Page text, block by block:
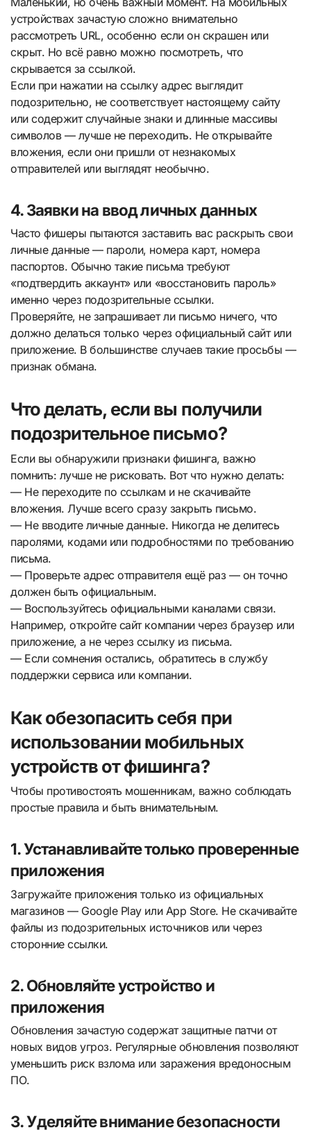
устройствах зачастую сложно внимательно
рассмотреть URL, особенно если он скрашен или
скрыт. Но всё равно можно посмотреть, что
скрывается за ссылкой.
Если при нажатии на ссылку адрес выглядит
подозрительно, не соответствует настоящему сайту
или содержит случайные знаки и длинные массивы
символов — лучше не переходить. Не открывайте
вложения, если они пришли от незнакомых
отправителей или выглядят необычно.
4. Заявки на ввод личных данных
Часто фишеры пытаются заставить вас раскрыть свои
личные данные — пароли, номера карт, номера
паспортов. Обычно такие письма требуют
«подтвердить аккаунт» или «восстановить пароль»
именно через подозрительные ссылки.
Проверяйте, не запрашивает ли письмо ничего, что
должно делаться только через официальный сайт или
приложение. В большинстве случаев такие просьбы —
признак обмана.
Что делать, если вы получили
подозрительное письмо?
Если вы обнаружили признаки фишинга, важно
помнить: лучше не рисковать. Вот что нужно делать:
— Не переходите по ссылкам и не скачивайте
вложения. Лучше всего сразу закрыть письмо.
— Не вводите личные данные. Никогда не делитесь
паролями, кодами или подробностями по требованию
письма.
— Проверьте адрес отправителя ещё раз — он точно
должен быть официальным.
— Воспользуйтесь официальными каналами связи.
Например, откройте сайт компании через браузер или
приложение, а не через ссылку из письма.
— Если сомнения остались, обратитесь в службу
поддержки сервиса или компании.
Как обезопасить себя при
использовании мобильных
устройств от фишинга?
Чтобы противостоять мошенникам, важно соблюдать
простые правила и быть внимательным.
1. Устанавливайте только проверенные
приложения
Загружайте приложения только из официальных
магазинов — Google Play или App Store. Не скачивайте
файлы из подозрительных источников или через
сторонние ссылки.
2. Обновляйте устройство и
приложения
Обновления зачастую содержат защитные патчи от
новых видов угроз. Регулярные обновления позволяют
уменьшить риск взлома или заражения вредоносным
ПО.
3. Уделяйте внимание безопасности